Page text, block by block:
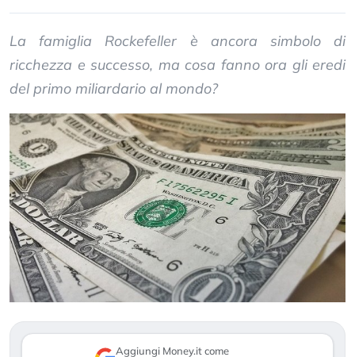
La famiglia Rockefeller è ancora simbolo di
ricchezza e successo, ma cosa fanno ora gli eredi
del primo miliardario al mondo?
Aggiungi Money.it come